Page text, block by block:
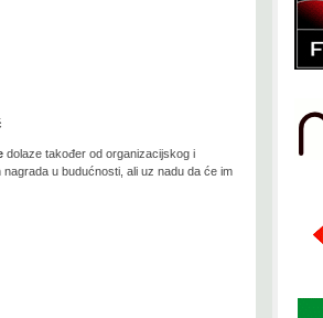
dolaze također od organizacijskog i
u budućnosti, ali uz nadu da će im